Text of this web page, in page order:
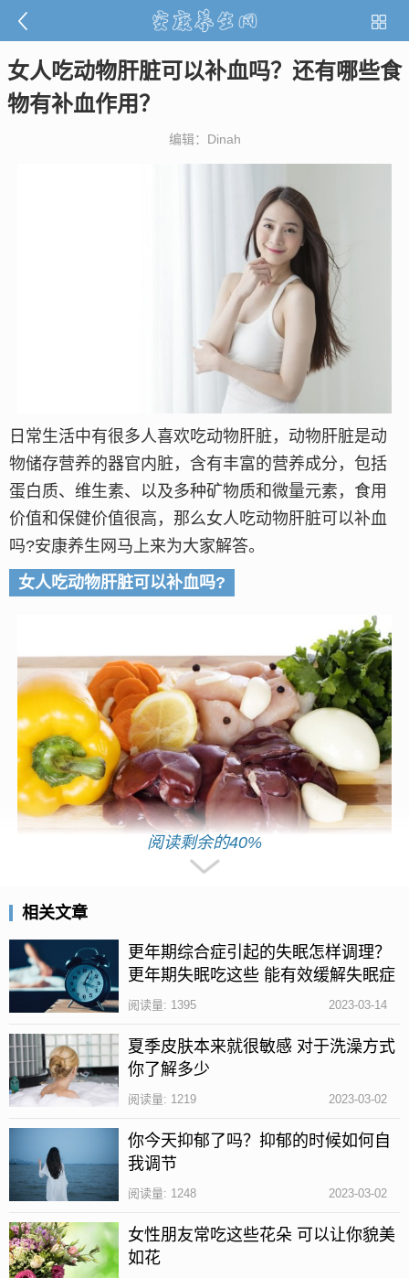
女人吃动物肝脏可以补血吗？还有哪些食
物有补血作用？
编辑：Dinah
日常生活中有很多人喜欢吃动物肝脏，动物肝脏是动
物储存营养的器官内脏，含有丰富的营养成分，包括
蛋白质、维生素、以及多种矿物质和微量元素，食用
价值和保健价值很高，那么女人吃动物肝脏可以补血
吗?安康养生网马上来为大家解答。
女人吃动物肝脏可以补血吗?
动物肝脏中含丰富的蛋白质、维生素、以及多种微量
元素和矿物质成分，食用价值较高，其中动物肝脏中
的铁元素丰富，具有补血的作用，同时动物肝脏中还
含有大量的维生素A成分，可以促进人体对于铁元素的
吸收，所以食用动物肝脏具有较好的补血作用;
但是要注意，动物肝脏虽具有补血作用，却也不能大
量频繁的食用，一般一周吃一两次左右即可;并且一定
要清洗干净并做熟，以免盲目食用出现一些不良反
应，危害身体健康。
女性食用动物肝脏有什么注意事项?
阅读剩余的40%
相关文章
更年期综合症引起的失眠怎样调理？
更年期失眠吃这些 能有效缓解失眠症
状
2023-03-14
阅读量: 1395
夏季皮肤本来就很敏感 对于洗澡方式
你了解多少
2023-03-02
阅读量: 1219
你今天抑郁了吗？抑郁的时候如何自
我调节
2023-03-02
阅读量: 1248
女性朋友常吃这些花朵 可以让你貌美
如花